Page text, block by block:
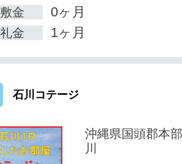
敷金 0ヶ月
礼金 1ヶ月
石川コテージ
沖縄県国頭郡本
川